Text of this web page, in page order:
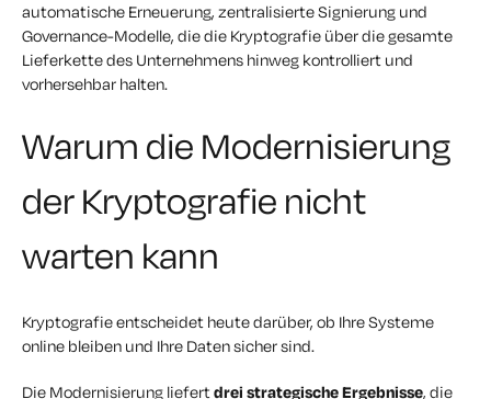
automatische Erneuerung, zentralisierte Signierung und
Governance-Modelle, die die Kryptografie über die gesamte
Lieferkette des Unternehmens hinweg kontrolliert und
vorhersehbar halten.
Warum die Modernisierung
der Kryptografie nicht
warten kann
Kryptografie entscheidet heute darüber, ob Ihre Systeme
online bleiben und Ihre Daten sicher sind.
Die Modernisierung liefertdrei strategische Ergebnisse, die